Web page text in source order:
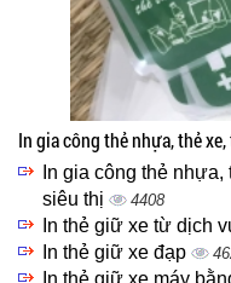
In gia công thẻ nhựa, thẻ
In gia công thẻ
siêu thị
4408
In thẻ giữ xe từ dịch
In thẻ giữ xe đạp
In thẻ giữ xe máy